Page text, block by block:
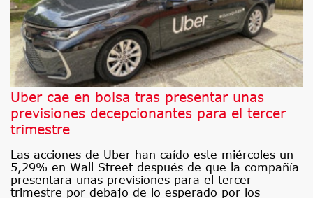
Uber cae en bolsa tras presentar unas
previsiones decepcionantes para el tercer
trimestre
Las acciones de Uber han caído este miércoles un
5,29% en Wall Street después de que la compañía
presentara unas previsiones para el tercer
trimestre por debajo de lo esperado por los